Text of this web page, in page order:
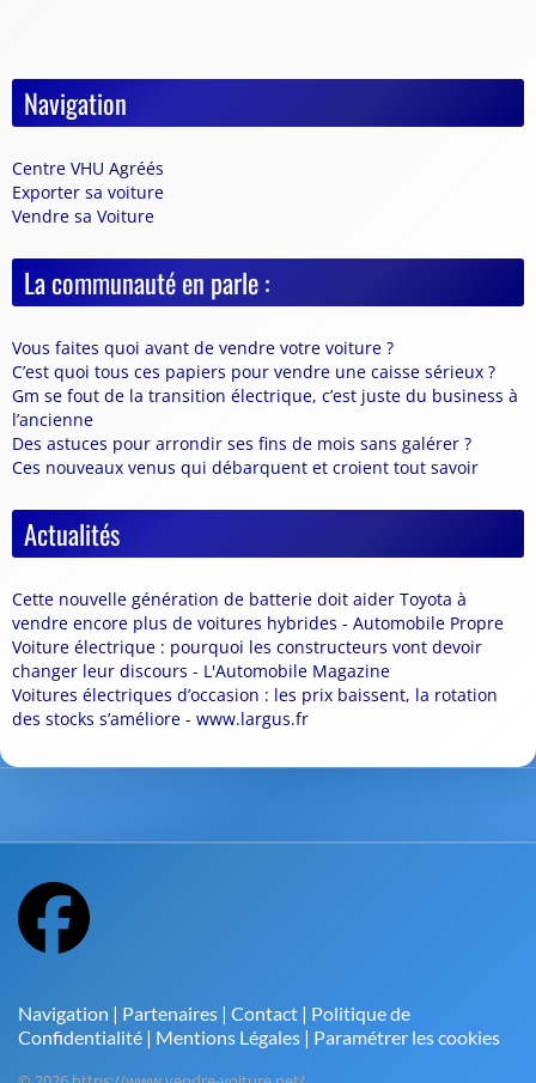
Navigation
Centre VHU Agréés
Exporter sa voiture
Vendre sa Voiture
La communauté en parle :
Vous faites quoi avant de vendre votre voiture ?
C’est quoi tous ces papiers pour vendre une caisse sérieux ?
Gm se fout de la transition électrique, c’est juste du business à
l’ancienne
Des astuces pour arrondir ses fins de mois sans galérer ?
Ces nouveaux venus qui débarquent et croient tout savoir
Actualités
Cette nouvelle génération de batterie doit aider Toyota à
vendre encore plus de voitures hybrides - Automobile Propre
Voiture électrique : pourquoi les constructeurs vont devoir
changer leur discours - L'Automobile Magazine
Voitures électriques d’occasion : les prix baissent, la rotation
des stocks s’améliore - www.largus.fr
Navigation | Partenaires | Contact | Politique de
Confidentialité | Mentions Légales | Paramétrer les cookies